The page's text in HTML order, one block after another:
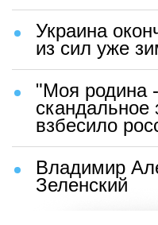
Украина
из сил уже
"Моя родина
скандальное
взбесило
Владимир
Зеленский